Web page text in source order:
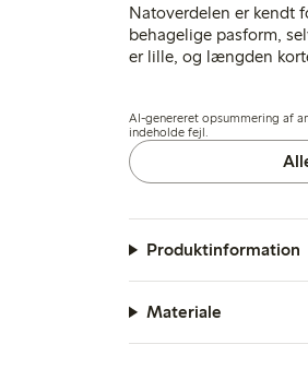
Natoverdelen er kendt
behagelige pasform,
er lille, og længden
at tøjet mister formen
stroppernes længde.
AI-genereret opsummering af
indeholde fejl.
Produktinformation
Materiale